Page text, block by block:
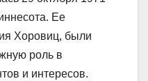
Ее
Хоровиц, были
роль в
и интересов.